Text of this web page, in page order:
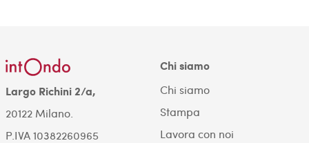
Largo Richini 2/a,
20122 Milano.
P.IVA 10382260965
Chi siamo
Chi siamo
Stampa
Lavora con noi